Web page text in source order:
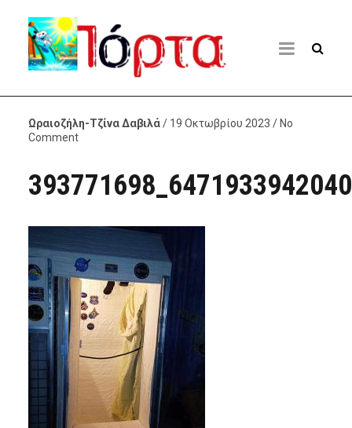
Ωραιοζήλη-Τζίνα Δαβιλά/ 19 Οκτωβρίου 2023 / No
Comment